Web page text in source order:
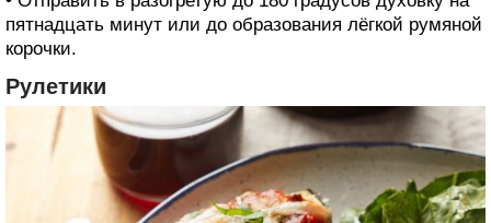
пятнадцать минут или до образования лёгкой румяной
корочки.
Рулетики